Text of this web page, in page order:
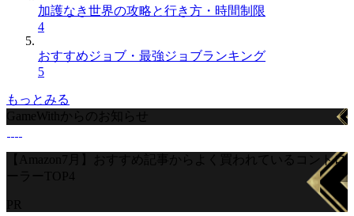
加護なき世界の攻略と行き方・時間制限
4
おすすめジョブ・最強ジョブランキング
5
もっとみる
GameWithからのお知らせ
【Amazon7月】おすすめ記事からよく買われているコントロ
ーラーTOP4
PR